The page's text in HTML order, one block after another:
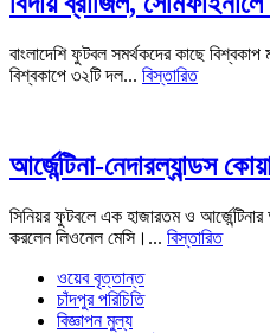
বাংলাদেশি ফুটবল সমর্থকদের কাছে বিশ্বকাপ
বিশ্বকাপে ৩২টি দল... বিস্তারিত
আর্জেন্টিনা-নেদারল্যান্ডস
সিনিয়র ফুটবলে এক হাজারতম ও
করলেন লিওনেল মেসি।... বিস্তারিত
ওয়েব বৃত্তান্ত
চাঁদপুর পরিচিতি
বিজ্ঞাপন মুল্য